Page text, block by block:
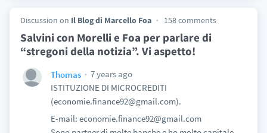
Discussion on Il Blog di Marcello Foa 158 comments
Salvini con Morelli e Foa per parlare di
“stregoni della notizia”. Vi aspetto!
Thomas
7 years ago
ISTITUZIONE DI MICROCREDITI
(economie.finance92@gmail.com).
E-mail: economie.finance92@gmail.com